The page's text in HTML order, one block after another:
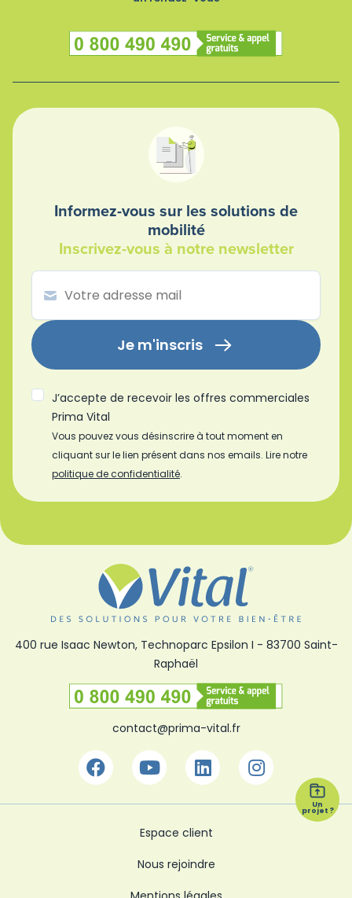
Un
projet ?
Informez-vous sur les solutions de
mobilité
Inscrivez-vous à notre newsletter
Je m'inscris
J’accepte de recevoir les offres commerciales
Prima Vital
Vous pouvez vous désinscrire à tout moment en
cliquant sur le lien présent dans nos emails. Lire notre
politique de confidentialité.
400 rue Isaac Newton, Technoparc Epsilon I - 83700 Saint-
Raphaël
contact@prima-vital.fr
Facebook
YoutubeLinkedin
Espace client
Nous rejoindre